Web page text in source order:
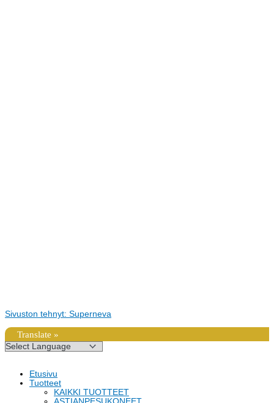
Sivuston tehnyt: Superneva
Translate »
Etusivu
Tuotteet
KAIKKI TUOTTEET